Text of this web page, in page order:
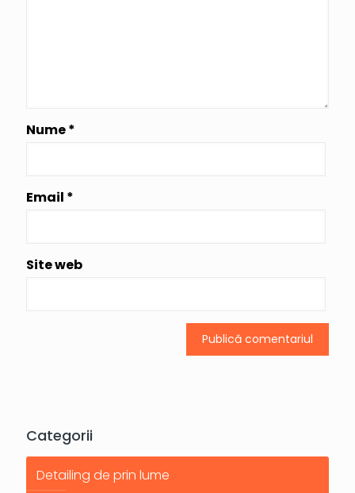
Nume*
Email *
Site web
Categorii
Detailing de prin lume